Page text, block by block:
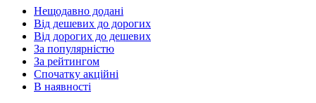
Нещодавно додані
Від дешевих до дорогих
Від дорогих до дешевих
За популярністю
За рейтингом
Спочатку акційні
В наявності